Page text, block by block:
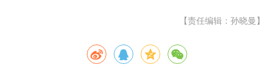
【责任编辑：孙晓曼】